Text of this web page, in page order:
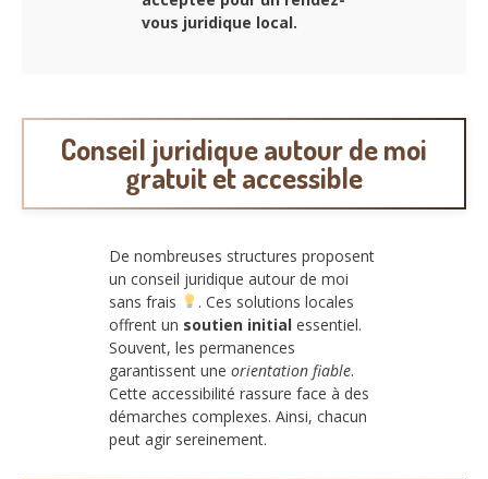
vous juridique local.
Conseil juridique autour de moi
gratuit et accessible
De nombreuses structures proposent
un conseil juridique autour de moi
sans frais
. Ces solutions locales
offrent un soutien initial essentiel.
Souvent, les permanences
garantissent une orientation fiable.
Cette accessibilité rassure face à des
démarches complexes. Ainsi, chacun
peut agir sereinement.